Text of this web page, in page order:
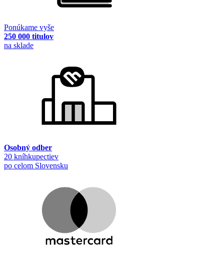
Ponúkame vyše
250 000 titulov
na sklade
Osobný odber
20 kníhkupectiev
po celom Slovensku